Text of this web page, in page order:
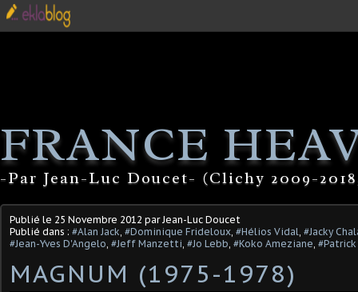
FRANCE
-Par Jean-Luc Doucet- (Clichy 2009-
Publié le 25 Novembre 2012 par Jean-Luc Doucet
Publié dans : #Alan Jack, #Dominique Frideloux, #Hélios Vidal, #Jacky
#Jean-Yves D'Angelo, #Jeff Manzetti, #Jo Lebb, #Koko Ameziane,
MAGNUM (1975-1978)